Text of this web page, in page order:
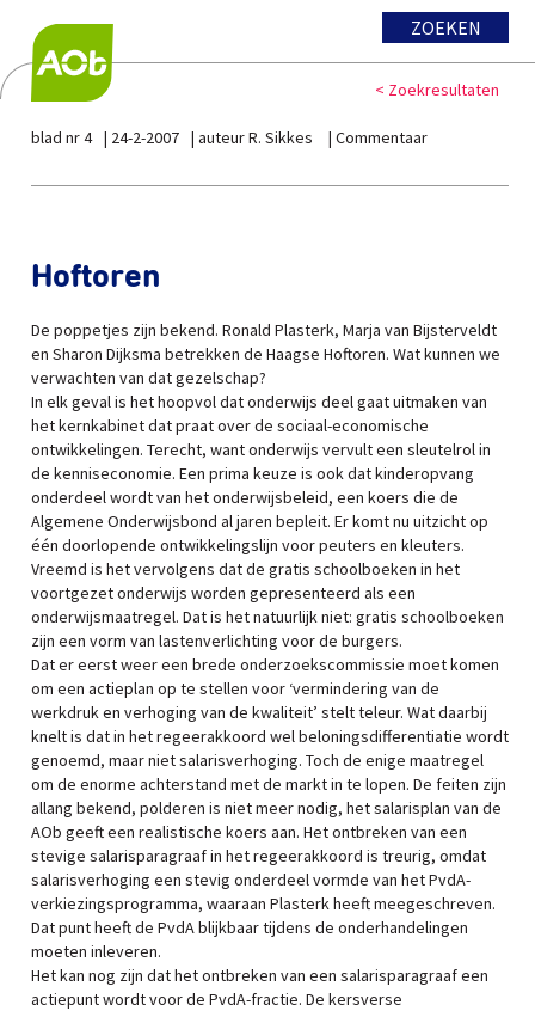
ZOEKEN
< Zoekresultaten
blad nr 4 24-2-2007 auteur R. Sikkes Commentaar
Hoftoren
De poppetjes zijn bekend. Ronald Plasterk, Marja van Bijsterveldt
en Sharon Dijksma betrekken de Haagse Hoftoren. Wat kunnen we
verwachten van dat gezelschap?
In elk geval is het hoopvol dat onderwijs deel gaat uitmaken van
het kernkabinet dat praat over de sociaal-economische
ontwikkelingen. Terecht, want onderwijs vervult een sleutelrol in
de kenniseconomie. Een prima keuze is ook dat kinderopvang
onderdeel wordt van het onderwijsbeleid, een koers die de
Algemene Onderwijsbond al jaren bepleit. Er komt nu uitzicht op
één doorlopende ontwikkelingslijn voor peuters en kleuters.
Vreemd is het vervolgens dat de gratis schoolboeken in het
voortgezet onderwijs worden gepresenteerd als een
onderwijsmaatregel. Dat is het natuurlijk niet: gratis schoolboeken
zijn een vorm van lastenverlichting voor de burgers.
Dat er eerst weer een brede onderzoekscommissie moet komen
om een actieplan op te stellen voor ‘vermindering van de
werkdruk en verhoging van de kwaliteit’ stelt teleur. Wat daarbij
knelt is dat in het regeerakkoord wel beloningsdifferentiatie wordt
genoemd, maar niet salarisverhoging. Toch de enige maatregel
om de enorme achterstand met de markt in te lopen. De feiten zijn
allang bekend, polderen is niet meer nodig, het salarisplan van de
AOb geeft een realistische koers aan. Het ontbreken van een
stevige salarisparagraaf in het regeerakkoord is treurig, omdat
salarisverhoging een stevig onderdeel vormde van het PvdA-
verkiezingsprogramma, waaraan Plasterk heeft meegeschreven.
Dat punt heeft de PvdA blijkbaar tijdens de onderhandelingen
moeten inleveren.
Het kan nog zijn dat het ontbreken van een salarisparagraaf een
actiepunt wordt voor de PvdA-fractie. De kersverse